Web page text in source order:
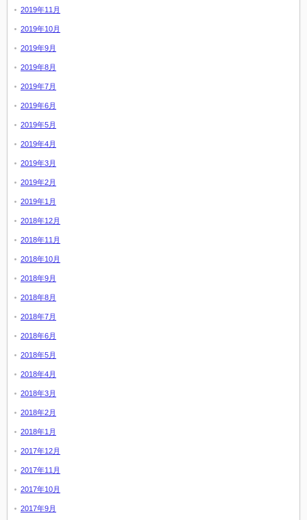
2019年11月
2019年10月
2019年9月
2019年8月
2019年7月
2019年6月
2019年5月
2019年4月
2019年3月
2019年2月
2019年1月
2018年12月
2018年11月
2018年10月
2018年9月
2018年8月
2018年7月
2018年6月
2018年5月
2018年4月
2018年3月
2018年2月
2018年1月
2017年12月
2017年11月
2017年10月
2017年9月